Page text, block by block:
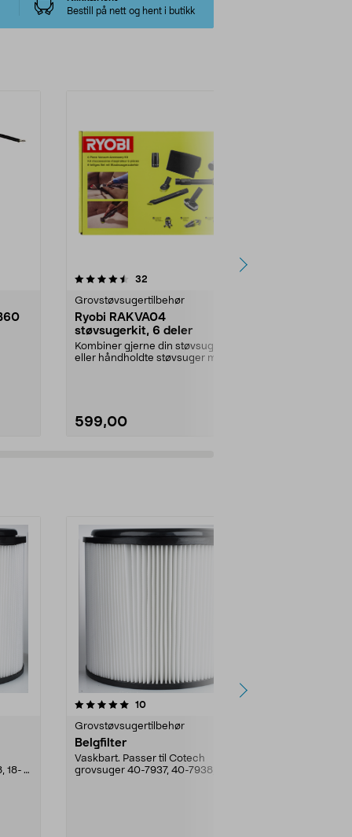
Bestill på nett og hent i butikk
32
Grovstøvsugertilbehør
Ryobi RAKVA04
støvsugerkit, 6 deler
Kombiner gjerne din støvsuger
eller håndholdte støvsuger med
599,00
4.0 av 5 stjerner
18-
10anmeldelser
Grovstøvsugertilbehør
Belgfilter
Vaskbart. Passer til Cotech
grovsuger 40-7937, 40-7938, 18-
4.0av 5 stjerner